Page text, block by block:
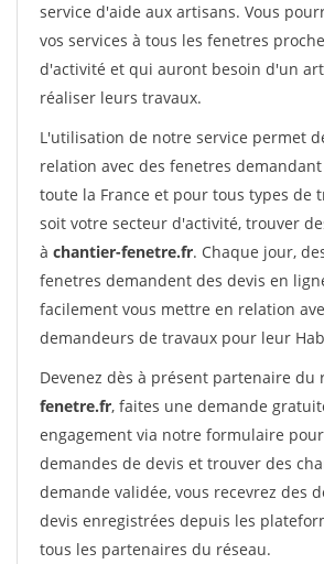
service d'aide aux artisans. Vous
vos services à tous les fenetres
d'activité et qui auront besoin d'un
réaliser leurs travaux.
L'utilisation de notre service permet
relation avec des fenetres
toute la France et pour tous types de
soit votre secteur d'activité, trouver
à chantier-fenetre.fr. Chaque jour,
fenetres demandent des devis en
facilement vous mettre en relation
demandeurs de travaux pour leur
Devenez dès à présent partenaire du
fenetre.fr, faites une demande
engagement via notre formulaire
demandes de devis et trouver des
demande validée, vous recevrez des
devis enregistrées depuis les
tous les partenaires du réseau.